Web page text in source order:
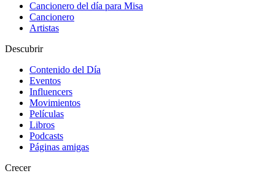
Cancionero del día para Misa
Cancionero
Artistas
Descubrir
Contenido del Día
Eventos
Influencers
Movimientos
Películas
Libros
Podcasts
Páginas amigas
Crecer